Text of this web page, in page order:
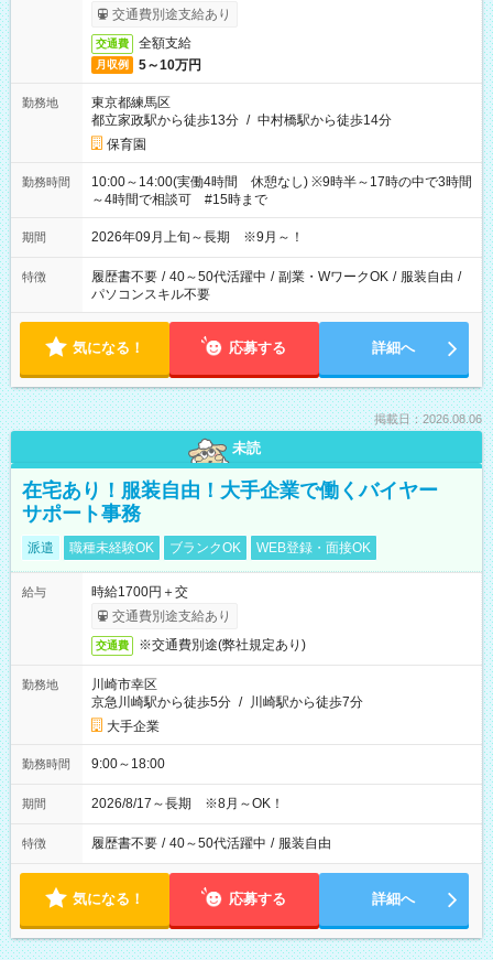
交通費別途支給あり
交通費 全額支給
月収例 5～10万円
勤務地
東京都練馬区
都立家政駅から徒歩13分 / 中村橋駅から徒歩14分
保育園
勤務時間
10:00～14:00(実働4時間 休憩なし) ※9時半～17時の中で3時間
～4時間で相談可 #15時まで
期間 2026年09月上旬～長期 ※9月～！
特徴 履歴書不要 / 40～50代活躍中 / 副業・WワークOK / 服装自由 /
パソコンスキル不要
気になる！ 応募する 詳細へ
掲載日：2026.08.06
未読
在宅あり！服装自由！大手企業で働くバイヤー
サポート事務
派遣 職種未経験OK ブランクOK WEB登録・面接OK
給与
時給1700円＋交
交通費別途支給あり
交通費 ※交通費別途(弊社規定あり)
勤務地
川崎市幸区
京急川崎駅から徒歩5分 / 川崎駅から徒歩7分
大手企業
勤務時間 9:00～18:00
期間 2026/8/17～長期 ※8月～OK！
特徴 履歴書不要 / 40～50代活躍中 / 服装自由
気になる！ 応募する 詳細へ